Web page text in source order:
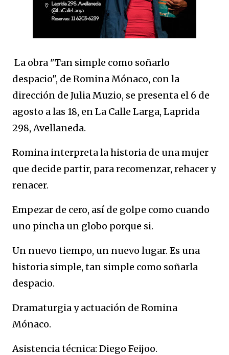
La obra "Tan simple como soñarlo
despacio", de Romina Mónaco, con la
dirección de Julia Muzio, se presenta el 6 de
agosto a las 18, en La Calle Larga, Laprida
298, Avellaneda.
Romina interpreta la historia de una mujer
que decide partir, para recomenzar, rehacer y
renacer.
Empezar de cero, así de golpe como cuando
uno pincha un globo porque si.
Un nuevo tiempo, un nuevo lugar. Es una
historia simple, tan simple como soñarla
despacio.
Dramaturgia y actuación de Romina
Mónaco.
Asistencia técnica: Diego Feijoo.